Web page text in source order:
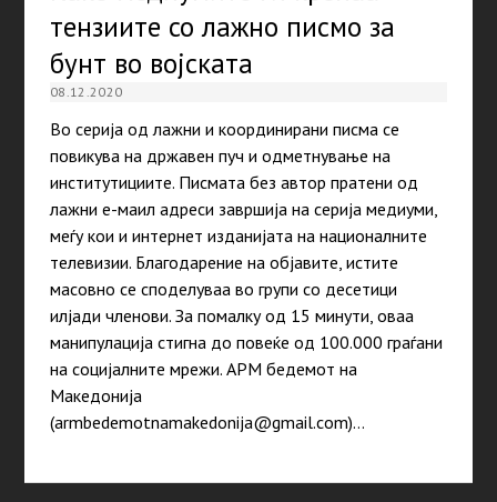
тензиите со лажно писмо за
бунт во војската
08.12.2020
Во серија од лажни и координирани писма се
повикува на државен пуч и одметнување на
институтициите. Писмата без автор пратени од
лажни е-маил адреси завршија на серија медиуми,
меѓу кои и интернет изданијата на националните
телевизии. Благодарение на објавите, истите
масовно се споделуваа во групи со десетици
илјади членови. За помалку од 15 минути, оваа
манипулација стигна до повеќе од 100.000 граѓани
на социјалните мрежи. АРМ бедемот на
Македонија
(armbedemotnamakedonija@gmail.com)…